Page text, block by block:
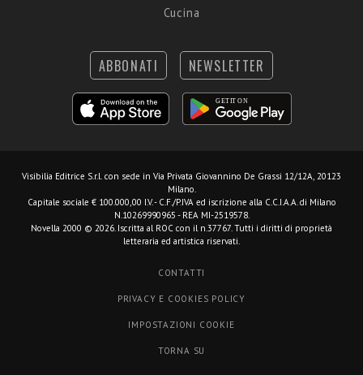
Cucina
ABBONATI NEWSLETTER
Visibilia Editrice S.r.l. con sede in Via Privata Giovannino De Grassi 12/12A, 20123
Milano.
Capitale sociale € 100.000,00 I.V. - C.F./P.IVA ed iscrizione alla C.C.I.A.A. di Milano
N.10269990965 - REA MI-2519578.
Novella 2000 © 2026. Iscritta al ROC con il n.37767. Tutti i diritti di proprietà
letteraria ed artistica riservati.
CONTATTI
PRIVACY E COOKIES POLICY
IMPOSTAZIONI COOKIE
TORNA SU